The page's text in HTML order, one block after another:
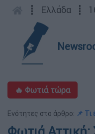
┋ Ελλάδα ┋
🔥 Φωτιά τώρα
Ενότητες στο άρθρο: 📌 Τι